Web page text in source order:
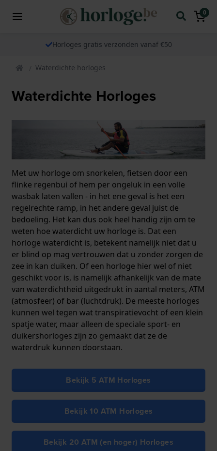
0
Horloges gratis verzonden vanaf €50
Waterdichte horloges
Waterdichte Horloges
Met uw horloge om snorkelen, fietsen door een
flinke regenbui of hem per ongeluk in een volle
wasbak laten vallen - in het ene geval is het een
regelrechte ramp, in het andere geval juist de
bedoeling. Het kan dus ook heel handig zijn om te
weten hoe waterdicht uw horloge is. Dat een
horloge waterdicht is, betekent namelijk niet dat u
er blind op mag vertrouwen dat u zonder zorgen de
zee in kan duiken. Of een horloge hier wel of niet
geschikt voor is, is namelijk afhankelijk van de mate
van waterdichtheid uitgedrukt in aantal meters, ATM
(atmosfeer) of bar (luchtdruk). De meeste horloges
kunnen wel tegen wat transpiratievocht of een klein
spatje water, maar alleen de speciale sport- en
duikershorloges zijn zo gemaakt dat ze de
waterdruk kunnen doorstaan.
Bekijk 5 ATM Horloges
Bekijk 10 ATM Horloges
Bekijk 20 ATM (en hoger) Horloges